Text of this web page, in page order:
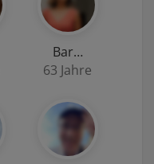
Bar…
63 Jahre